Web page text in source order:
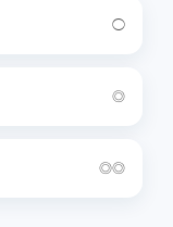
◯
◎
◎◎